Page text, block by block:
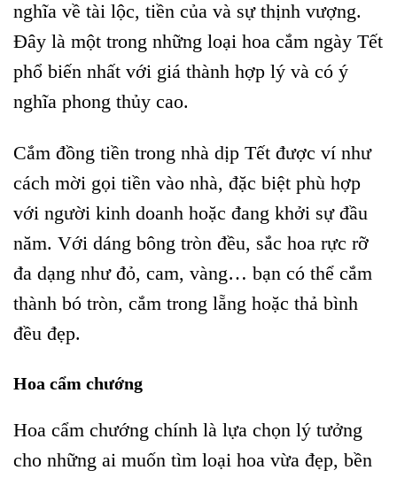
nghĩa về tài lộc, tiền của và sự thịnh vượng.
Đây là một trong những loại hoa cắm ngày Tết
phổ biến nhất với giá thành hợp lý và có ý
nghĩa phong thủy cao.
Cắm đồng tiền trong nhà dịp Tết được ví như
cách mời gọi tiền vào nhà, đặc biệt phù hợp
với người kinh doanh hoặc đang khởi sự đầu
năm. Với dáng bông tròn đều, sắc hoa rực rỡ
đa dạng như đỏ, cam, vàng… bạn có thể cắm
thành bó tròn, cắm trong lẵng hoặc thả bình
đều đẹp.
Hoa cẩm chướng
Hoa cẩm chướng chính là lựa chọn lý tưởng
cho những ai muốn tìm loại hoa vừa đẹp, bền